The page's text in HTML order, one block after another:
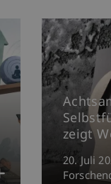
zeigt
20. Juli